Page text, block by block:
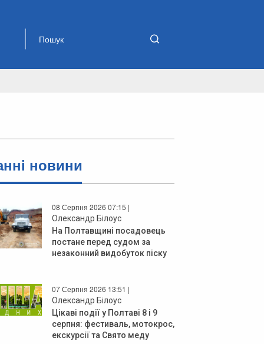
новини
08 Серпня 2026 07:15 |
Олександр Білоус
На Полтавщині посадовець
постане перед судом за
незаконний видобуток піску
07 Серпня 2026 13:51 |
Олександр Білоус
Цікаві події у Полтаві 8 і 9
серпня: фестиваль, мотокрос,
екскурсії та Свято меду